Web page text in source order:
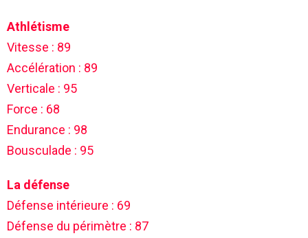
Athlétisme
Vitesse : 89
Accélération : 89
Verticale : 95
Force : 68
Endurance : 98
Bousculade : 95
La défense
Défense intérieure : 69
Défense du périmètre : 87